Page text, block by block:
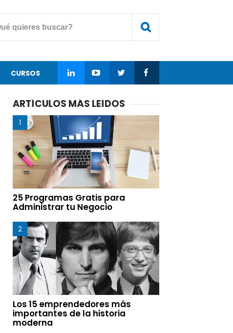
CURSOS
ARTÍCULOS MÁS LEÍDOS
25 Programas Gratis para
Administrar tu Negocio
Los 15 emprendedores más
importantes de la historia
moderna